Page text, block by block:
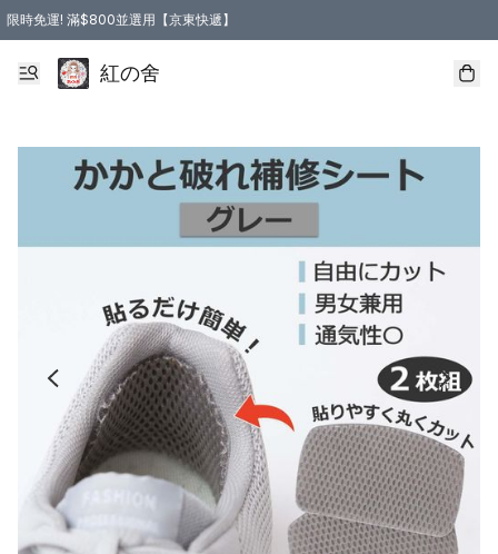
限時免運! 滿$800並選用【京東快遞】
紅の舍